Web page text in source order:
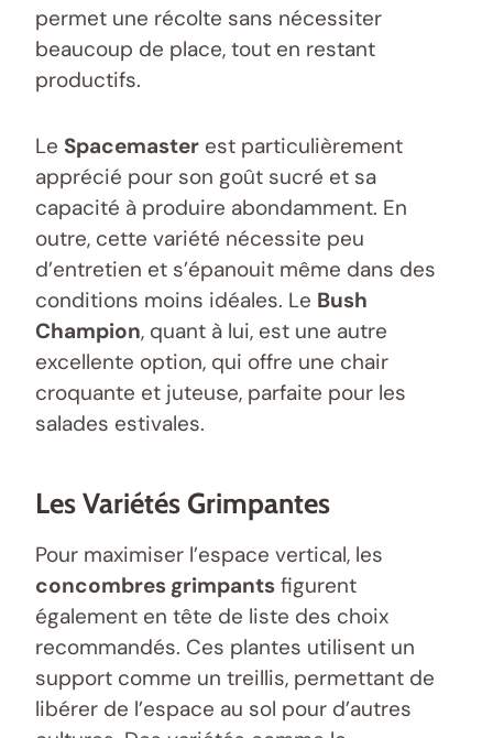
permet une récolte sans nécessiter
beaucoup de place, tout en restant
productifs.
Le Spacemaster est particulièrement
apprécié pour son goût sucré et sa
capacité à produire abondamment. En
outre, cette variété nécessite peu
d’entretien et s’épanouit même dans des
conditions moins idéales. Le Bush
Champion, quant à lui, est une autre
excellente option, qui offre une chair
croquante et juteuse, parfaite pour les
salades estivales.
Les Variétés Grimpantes
Pour maximiser l’espace vertical, les
concombres grimpants figurent
également en tête de liste des choix
recommandés. Ces plantes utilisent un
support comme un treillis, permettant de
libérer de l’espace au sol pour d’autres